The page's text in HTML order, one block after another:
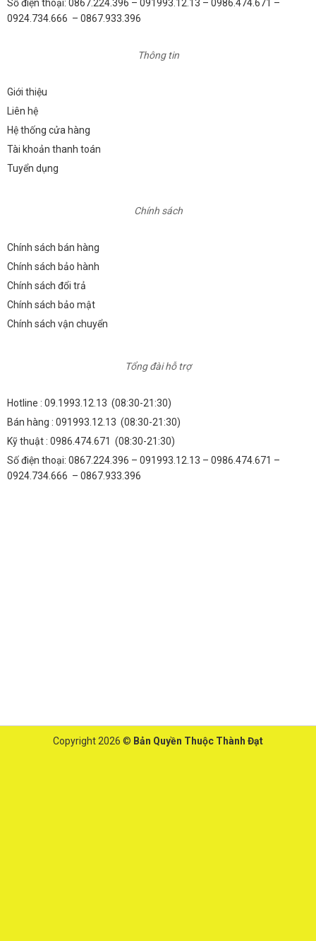
Số điện thoại: 0867.224.396 – 091993.12.13 – 0986.474.671 –
0924.734.666 – 0867.933.396
Thông tin
Giới thiệu
Liên hệ
Hệ thống cửa hàng
Tài khoản thanh toán
Tuyển dụng
Chính sách
Chính sách bán hàng
Chính sách bảo hành
Chính sách đổi trả
Chính sách bảo mật
Chính sách vận chuyển
Tổng đài hỗ trợ
Hotline : 09.1993.12.13 (08:30-21:30)
Bán hàng : 091993.12.13 (08:30-21:30)
Kỹ thuật : 0986.474.671 (08:30-21:30)
Số điện thoại: 0867.224.396 – 091993.12.13 – 0986.474.671 –
0924.734.666 – 0867.933.396
Copyright 2026 © Bản Quyền Thuộc Thành Đạt